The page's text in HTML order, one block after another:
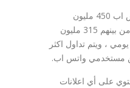
وقد بلغ عدد مستخدمي واتس اب 450 مليون
مستخدم تقريبا حول العالم، من بينهم 315 مليون
، ويتم تداول اكثر
على أي اعلانات